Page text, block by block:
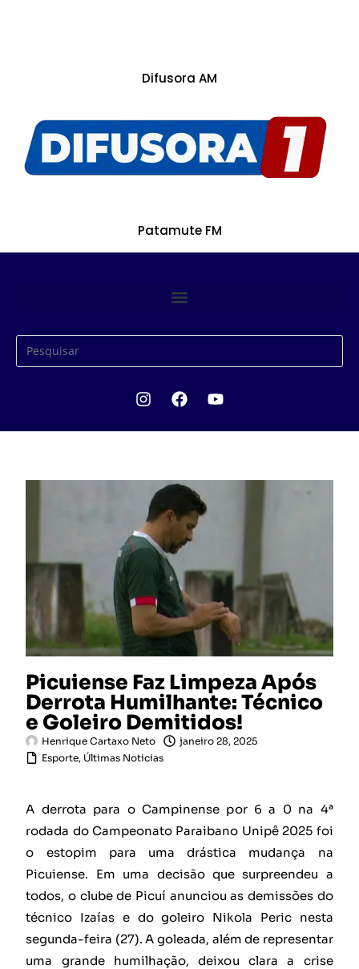
Difusora AM
Patamute FM
Picuiense Faz Limpeza Após
Derrota Humilhante: Técnico
e Goleiro Demitidos!
Henrique Cartaxo Neto
janeiro 28, 2025
Esporte, Últimas Noticias
A derrota para o Campinense por 6 a 0 na 4ª
rodada do Campeonato Paraibano Unipê 2025 foi
o estopim para uma drástica mudança na
Picuiense. Em uma decisão que surpreendeu a
todos, o clube de Picuí anunciou as demissões do
técnico Izaías e do goleiro Nikola Peric nesta
segunda-feira (27). A goleada, além de representar
uma grande humilhação, deixou clara a crise